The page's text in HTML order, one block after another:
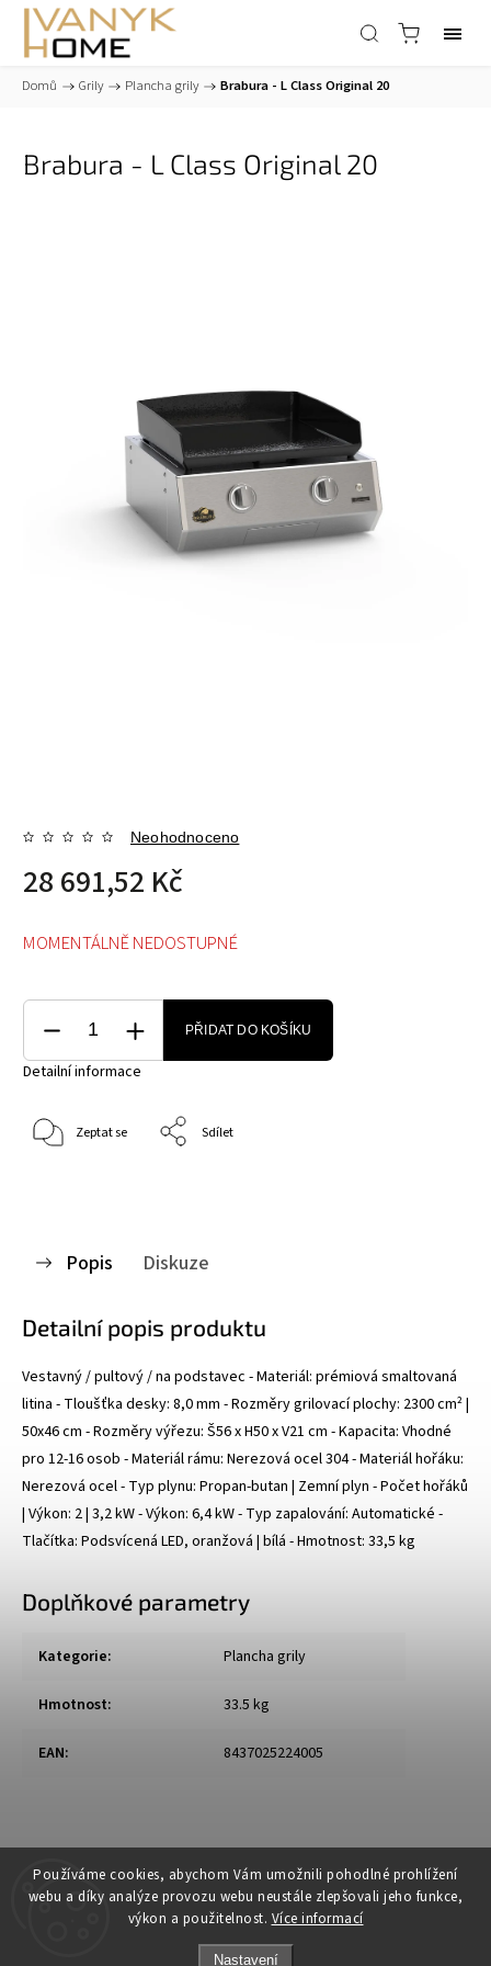
Používáme cookies, abychom Vám umožnili pohodlné prohlížení
webu a díky analýze provozu webu neustále zlepšovali jeho funkce,
výkon a použitelnost. Více informací
Nastavení
Domů / Grily / Plancha grily / Brabura - L Class Original 20
Brabura - L Class Original 20
Neohodnoceno
28 691,52 Kč
MOMENTÁLNĚ NEDOSTUPNÉ
PŘIDAT DO KOŠÍKU
Detailní informace
Zeptat se Sdílet
Popis Diskuze
Detailní popis produktu
Vestavný / pultový / na podstavec - Materiál: prémiová smaltovaná
litina - Tloušťka desky: 8,0 mm - Rozměry grilovací plochy: 2300 cm² |
50x46 cm - Rozměry výřezu: Š56 x H50 x V21 cm - Kapacita: Vhodné
pro 12-16 osob - Materiál rámu: Nerezová ocel 304 - Materiál hořáku:
Nerezová ocel - Typ plynu: Propan-butan | Zemní plyn - Počet hořáků
| Výkon: 2 | 3,2 kW - Výkon: 6,4 kW - Typ zapalování: Automatické -
Tlačítka: Podsvícená LED, oranžová | bílá - Hmotnost: 33,5 kg
Doplňkové parametry
Kategorie: Plancha grily
Hmotnost: 33.5 kg
EAN: 8437025224005